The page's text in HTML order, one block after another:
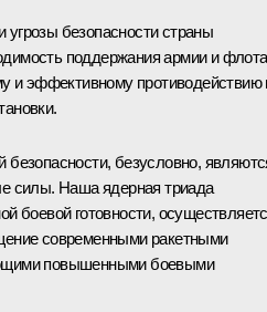
безопасности страны
поддержания армии и флота
и эффективному противодействию
безопасности, безусловно,
силы. Наша ядерная триада
боевой готовности,
современными ракетными
повышенными боевыми